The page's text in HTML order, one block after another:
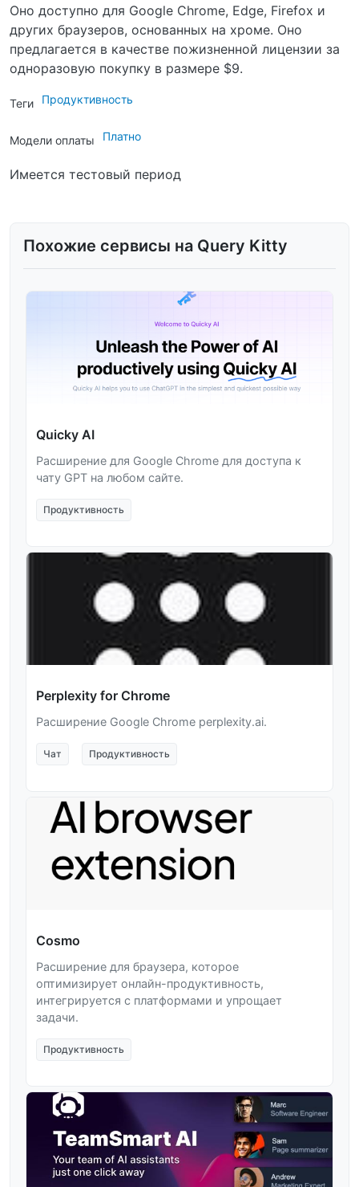
Оно доступно для Google Chrome, Edge, Firefox и
других браузеров, основанных на хроме. Оно
предлагается в качестве пожизненной лицензии за
одноразовую покупку в размере $9.
Теги Продуктивность
Модели оплаты Платно
Имеется тестовый период
Похожие сервисы на Query Kitty
Quicky AI
Расширение для Google Chrome для доступа к
чату GPT на любом сайте.
Продуктивность
Perplexity for Chrome
Расширение Google Chrome perplexity.ai.
Чат Продуктивность
Cosmo
Расширение для браузера, которое
оптимизирует онлайн-продуктивность,
интегрируется с платформами и упрощает
задачи.
Продуктивность